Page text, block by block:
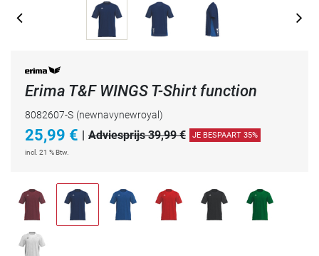
Erima T&F WINGS T-Shirt function
8082607-S (newnavynewroyal)
25,99 € | Adviesprijs 39,99 € JE BESPAART 35%
incl. 21 % Btw.